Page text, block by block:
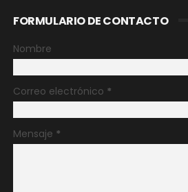
FORMULARIO DE CONTACTO
Nombre
Correo electrónico *
Mensaje *